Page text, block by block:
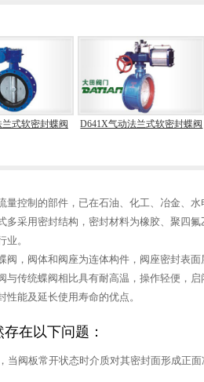
式软密封蝶阀 D641X气动法兰式软密封蝶阀
量控制的部件，已在石油、化工、冶金、
采用密封结构，密封材料为橡胶、聚四
。
阀，阀体和阀座为连体构件，阀座密封表
传统蝶阀相比具有耐高温，操作轻便，
能及延长使用寿命的优点。
在以下问题：
当阀板常开状态时介质对其密封面形成正